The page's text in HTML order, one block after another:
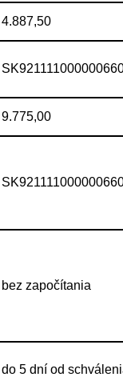
4.887,50
9.775,00
bez započítania
do 5 dní od